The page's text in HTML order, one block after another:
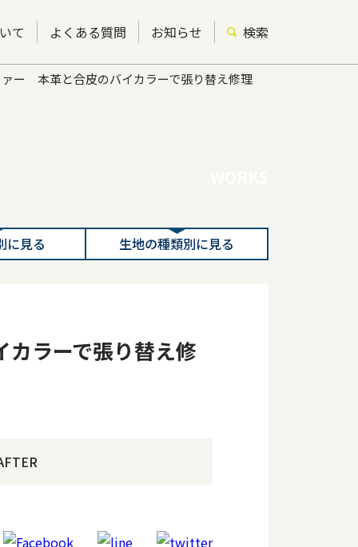
て よくある質問 お知らせ 検索
ー 本革と合皮のバイカラーで張り替え修理
に見る 生地の種類別に見る
ラーで張り替え修